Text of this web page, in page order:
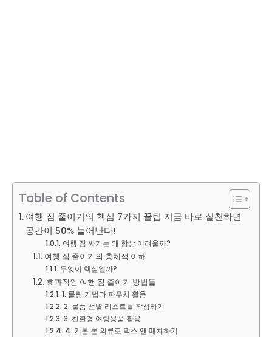
Table of Contents
여행 짐 줄이기의 핵심 7가지 꿀팁 지금 바로 실천하면
공간이 50% 늘어난다!
여행 짐 싸기는 왜 항상 어려울까?
여행 짐 줄이기의 총체적 이해
무엇이 핵심일까?
효과적인 여행 짐 줄이기 방법들
1. 롤링 기법과 파우치 활용
2. 물품 선별 리스트를 작성하기
3. 친환경 여행용품 활용
4. 기본 톤 의류로 믹스 앤 매치하기